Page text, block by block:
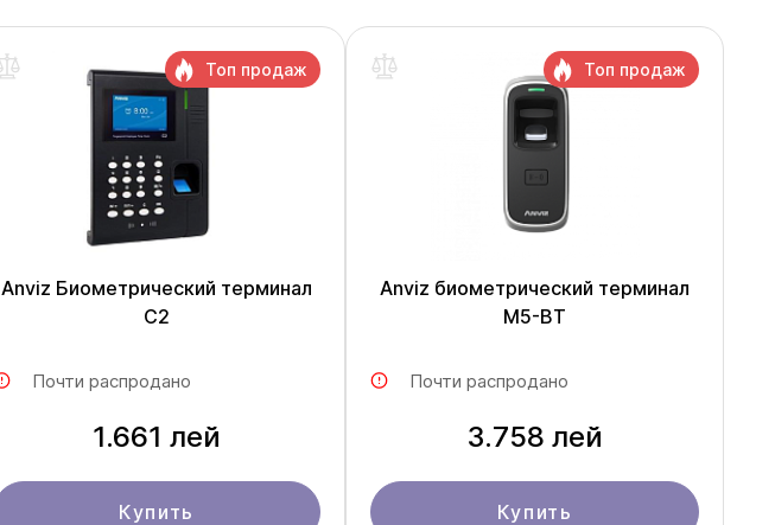
Anviz Биометрический терминал
C2
Почти распродано
1.661 лей
Купить
Топ продаж
Anviz биометрический терминал
M5-BT
Почти распродано
3.758 лей
Купить
Топ продаж